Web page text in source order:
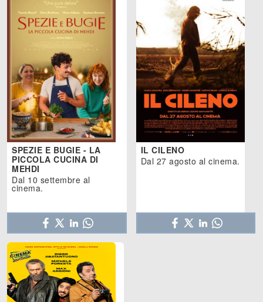
SPEZIE E BUGIE - LA
PICCOLA CUCINA DI
MEHDI
Dal 10 settembre al
cinema.
IL CILENO
Dal 27 agosto al cinema.